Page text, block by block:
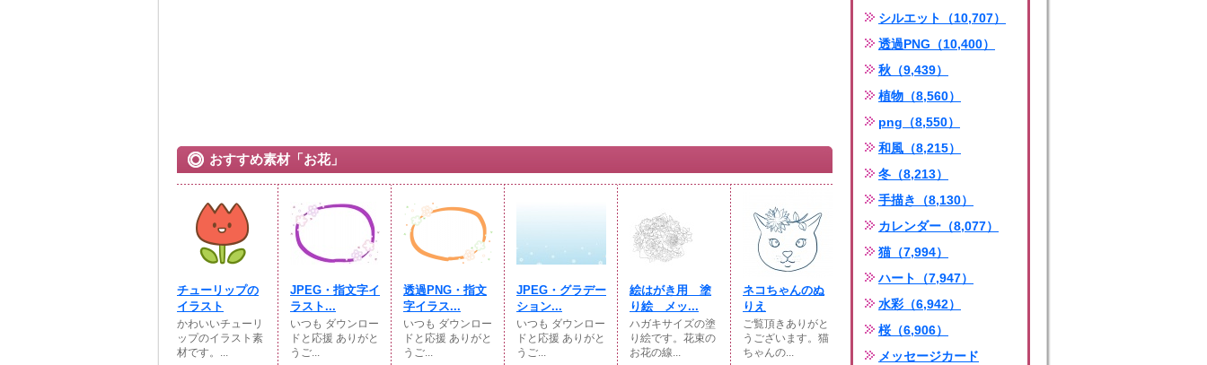
おすすめ素材「お花」
チューリップの
イラスト
かわいいチューリ
ップのイラスト素
材です。...
JPEG・指文字イ
ラスト...
いつも ダウンロー
ドと応援 ありがと
うご...
透過PNG・指文
字イラス...
いつも ダウンロー
ドと応援 ありがと
うご...
JPEG・グラデー
ション...
いつも ダウンロー
ドと応援 ありがと
うご...
絵はがき用 塗
り絵 メッ...
ハガキサイズの塗
り絵です。花束の
お花の線...
ネコちゃんのぬ
りえ
ご覧頂きありがと
うございます。猫
ちゃんの...
シルエット（10,707）
透過PNG（10,400）
秋（9,439）
植物（8,560）
png（8,550）
和風（8,215）
冬（8,213）
手描き（8,130）
カレンダー（8,077）
猫（7,994）
ハート（7,947）
水彩（6,942）
桜（6,906）
メッセージカード